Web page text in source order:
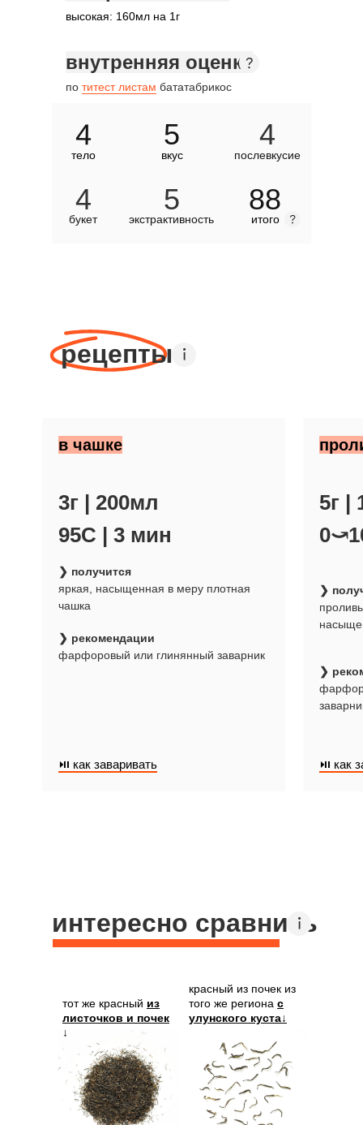
88
4
4
4
5
5
экстрактивность
тело послевкусие
вкус
итого
букет
по титест листам бататабрикос
внутренняя оценка
высокая: 160мл на 1г
рецепты
в чашке
⏯ как заваривать
3г | 200мл
95С | 3 мин
❯ получится
яркая, насыщенная в меру плотная
чашка
❯ рекомендации
фарфоровый или глинянный заварник
⏯ как
5г |
❯
❯
интересно сравнить
тот же красный из
листочков и почек
↓
красный из почек из
того же региона с
улунского куста↓